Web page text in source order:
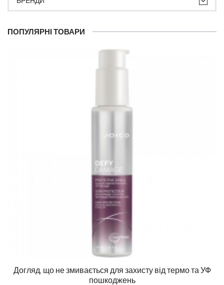
ПОПУЛЯРНІ ТОВАРИ
Догляд, що не змивається для захисту від термо та УФ
пошкоджень